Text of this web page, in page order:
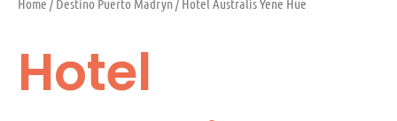
Home /Destino Puerto Madryn / Hotel Australis Yene Hue
Hotel